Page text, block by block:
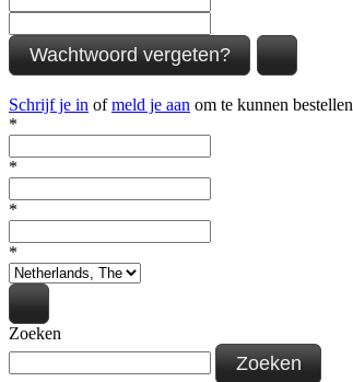
Wachtwoord vergeten?
Schrijf je in ofmeld je aan om te kunnen bestellen
*
*
*
*
Zoeken
Zoeken